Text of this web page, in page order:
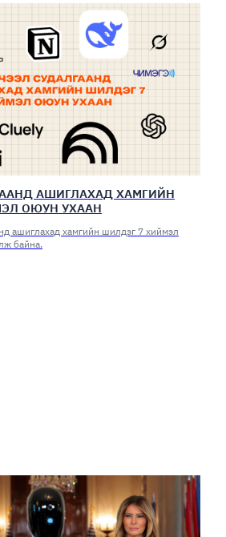
АШИГЛАХАД ХАМГИЙН
ОЮУН УХААН
ашиглахад хамгийн шилдэг 7 хиймэл
байна.